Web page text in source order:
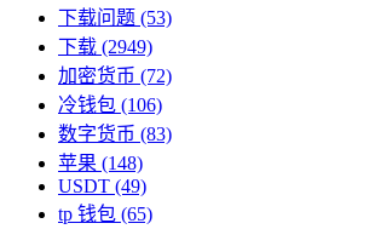
下载问题 (53)
下载 (2949)
加密货币 (72)
冷钱包 (106)
数字货币 (83)
苹果 (148)
USDT (49)
tp 钱包 (65)